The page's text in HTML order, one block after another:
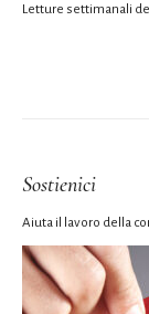
Letture settimanali
Sostienici
Aiuta il lavoro della